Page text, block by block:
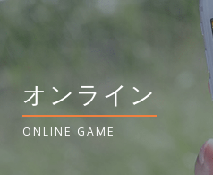
オンライン
ONLINE GAME